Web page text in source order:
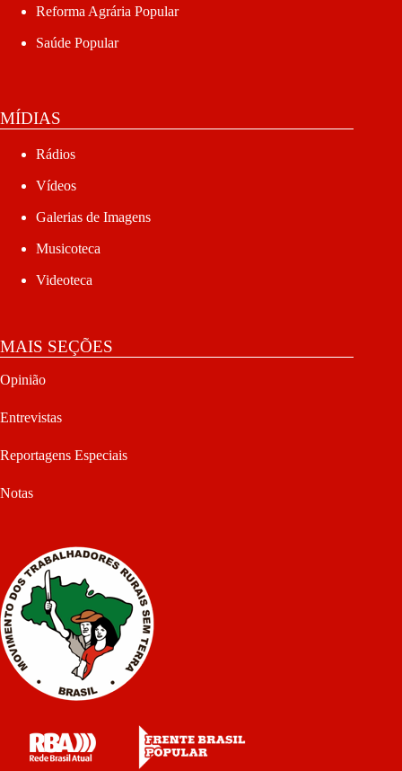
Reforma Agrária Popular
Saúde Popular
MÍDIAS
Rádios
Vídeos
Galerias de Imagens
Musicoteca
Videoteca
MAIS SEÇÕES
Opinião
Entrevistas
Reportagens Especiais
Notas